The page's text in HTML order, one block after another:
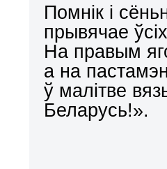
Помнік і
прывячае
На правым
а на
ў малітве
Беларусь!».